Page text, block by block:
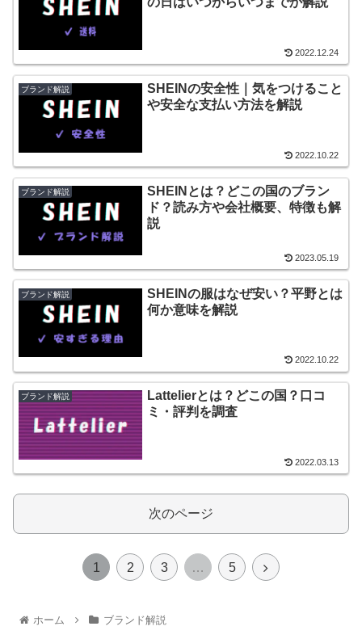
2022.12.24
ブランド解説
SHEINの安全性｜気をつけること
や安全な支払い方法を解説
2022.10.22
ブランド解説
SHEINとは？どこの国のブラン
ド？読み方や会社概要、特徴も解
説
2023.05.19
ブランド解説
SHEINの服はなぜ安い？平野とは
何か意味を解説
2022.10.22
ブランド解説
Lattelierとは？どこの国？口コ
ミ・評判を調査
2022.03.13
次のページ
1 2 3 … 5
ホーム ブランド解説